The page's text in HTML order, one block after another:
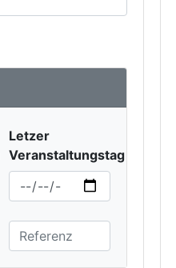
Letzer
Veranstaltungstag